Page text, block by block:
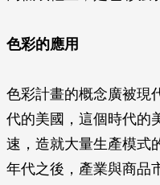
色彩的應用
色彩計畫的概念廣被現
代的美國，這個時代的
速，造就大量生產模式
年代之後，產業與商品